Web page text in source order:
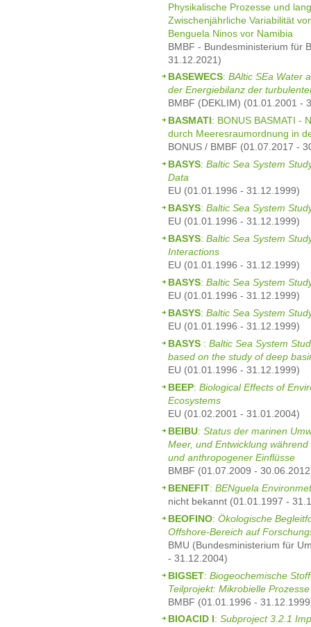
Physikalische Prozesse und
Zwischenjährliche Variabilität
Benguela Ninos vor Namibia
BMBF - Bundesministerium für
31.12.2021)
BASEWECS: BAltic SEa Water
der Energiebilanz der
BMBF (DEKLIM) (01.01.2001 -
BASMATI: BONUS BASMATI -
durch Meeresraumordnung in
BONUS / BMBF (01.07.2017 -
BASYS: Baltic Sea System
Data
EU (01.01.1996 - 31.12.1999)
BASYS: Baltic Sea System
EU (01.01.1996 - 31.12.1999)
BASYS: Baltic Sea System
Interactions
EU (01.01.1996 - 31.12.1999)
BASYS: Baltic Sea System
EU (01.01.1996 - 31.12.1999)
BASYS: Baltic Sea System
EU (01.01.1996 - 31.12.1999)
BASYS : Baltic Sea System
based on the study of deep
EU (01.01.1996 - 31.12.1999)
BEEP: Biological Effects of
Ecosystems
EU (01.02.2001 - 31.01.2004)
BEIBU: Status der marinen
Meer, und Entwicklung
und anthropogener Einflüsse
BMBF (01.07.2009 -
BENEFIT: BENguela
nicht bekannt (01.01.1997 -
BEOFINO: Ökologische
Offshore-Bereich auf
BMU (Bundesministerium für
- 31.12.2004)
BIGSET: Biogeochemische
Teilprojekt: Mikrobielle
BMBF (01.01.1996 -
BIOACID I: Subproject 3.2.1